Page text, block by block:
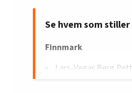
Se hvem som
Finnmark
Lars-Vegar Berg